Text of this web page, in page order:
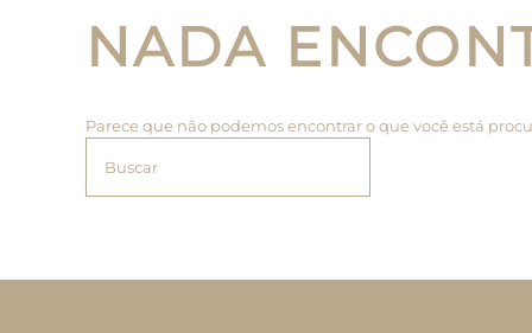
NADA
Parece que não podemos encontrar o que você está